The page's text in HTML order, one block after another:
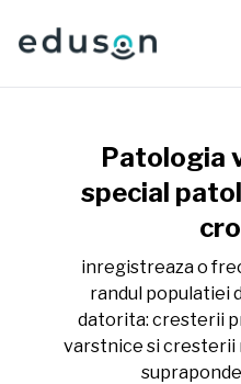
Patologia
special
inregistreaza o
randul populatiei
datorita: cresterii
varstnice si cresterii